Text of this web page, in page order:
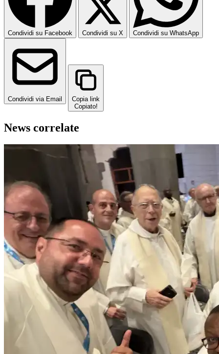
Condividi su Facebook Condividi su X Condividi su WhatsApp
Condividi via Email
Copia link
Copiato!
News correlate